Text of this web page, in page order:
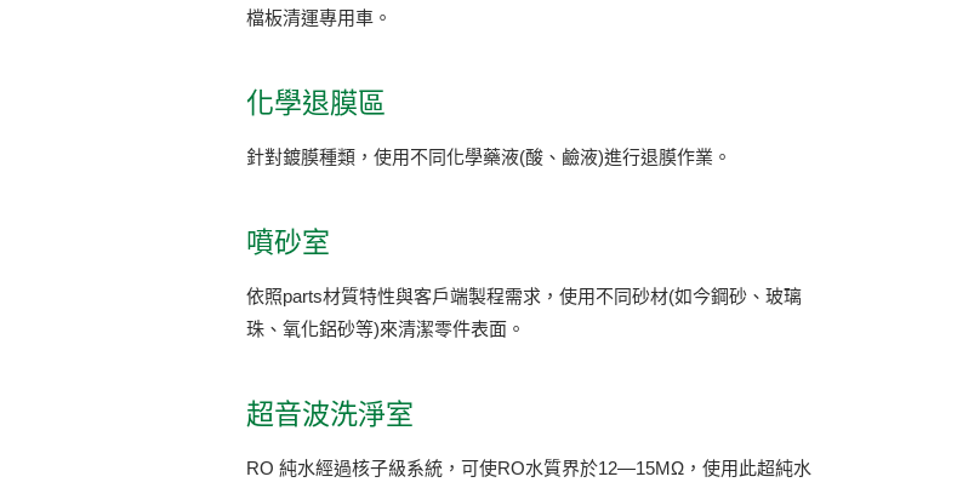
檔板清運專用車。
化學退膜區
針對鍍膜種類，使用不同化學藥液(酸、鹼液)進行退膜作業。
噴砂室
依照parts材質特性與客戶端製程需求，使用不同砂材(如今鋼砂、玻璃
珠、氧化鋁砂等)來清潔零件表面。
超音波洗淨室
RO 純水經過核子級系統，可使RO水質界於12—15MΩ，使用此超純水